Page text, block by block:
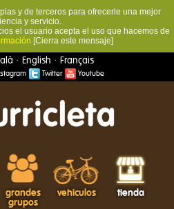
y de terceros para ofrecerle una mejor
y servicio.
el usuario acepta el uso que hacemos de
[Cierra este mensaje]
· English · Français
Twitter Youtube
grandes
grupos
vehículos tienda